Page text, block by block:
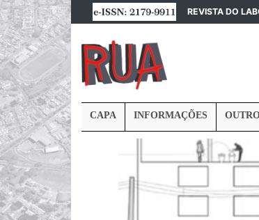
REVISTA DO
CAPA INFORMAÇÕES